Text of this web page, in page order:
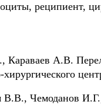
реципиент,
А.В.
Чемоданов